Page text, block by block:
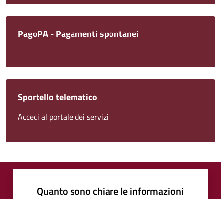
PagoPA - Pagamenti spontanei
Sportello telematico
Accedi al portale dei servizi
Quanto sono chiare le informazioni